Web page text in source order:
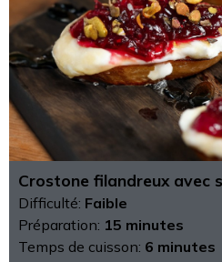
Crostone filandreux avec
Difficulté: Faible
Préparation: 15 minutes
Temps de cuisson: 6 minutes